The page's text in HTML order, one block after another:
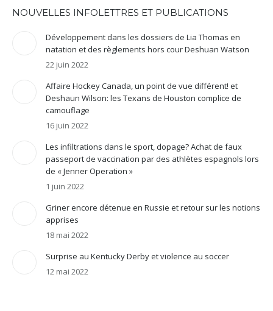
NOUVELLES INFOLETTRES ET PUBLICATIONS
Développement dans les dossiers de Lia Thomas en
natation et des règlements hors cour Deshuan Watson
22 juin 2022
Affaire Hockey Canada, un point de vue différent! et
Deshaun Wilson: les Texans de Houston complice de
camouflage
16 juin 2022
Les infiltrations dans le sport, dopage? Achat de faux
passeport de vaccination par des athlètes espagnols lors
de « Jenner Operation »
1 juin 2022
Griner encore détenue en Russie et retour sur les notions
apprises
18 mai 2022
Surprise au Kentucky Derby et violence au soccer
12 mai 2022